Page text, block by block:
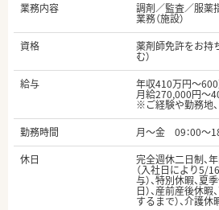
業務内容
調剤／監査／服薬
業務（施設）
資格
薬剤師免許をお持
む）
給与
年収410万円～
月給270,000円～
※ご経験や勤務地
勤務時間
月～金 09：00～18
休日
完全週休二日制、
（入社日により5/
与）、特別休暇、夏
日）、産前産後休暇
するまで）、介護